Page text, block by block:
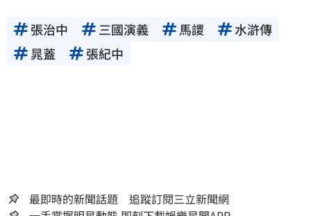
張治中 三國演義 馬謖
水滸傳
晁蓋
張紀中
最即時的新聞話題 追蹤訂閱三立新聞網